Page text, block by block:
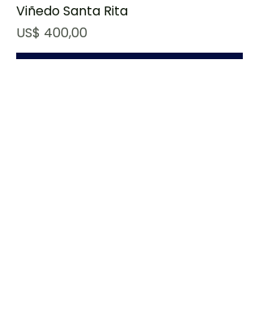
Viñedo Santa Rita
Preço
US$ 400,00